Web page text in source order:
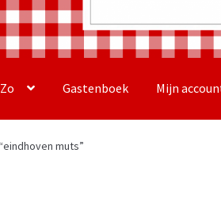
Gastenboek Mijn
muts”